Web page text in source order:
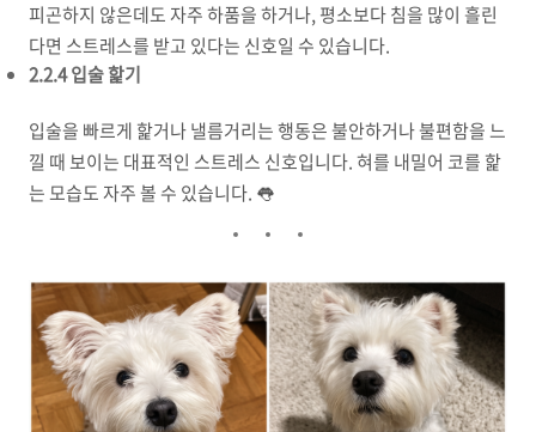
피곤하지 않은데도 자주 하품을 하거나, 평소보다 침을 많이 흘린
다면 스트레스를 받고 있다는 신호일 수 있습니다.
2.2.4 입술 핥기
입술을 빠르게 핥거나 낼름거리는 행동은 불안하거나 불편함을 느
낄 때 보이는 대표적인 스트레스 신호입니다. 혀를 내밀어 코를 핥
는 모습도 자주 볼 수 있습니다. 👅